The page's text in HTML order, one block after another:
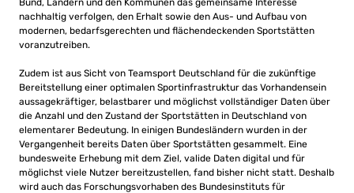
Bund, Ländern und den Kommunen das gemeinsame Interesse
nachhaltig verfolgen, den Erhalt sowie den Aus- und Aufbau von
modernen, bedarfsgerechten und flächendeckenden Sportstätten
voranzutreiben.
Zudem ist aus Sicht von Teamsport Deutschland für die zukünftige
Bereitstellung einer optimalen Sportinfrastruktur das Vorhandensein
aussagekräftiger, belastbarer und möglichst vollständiger Daten über
die Anzahl und den Zustand der Sportstätten in Deutschland von
elementarer Bedeutung. In einigen Bundesländern wurden in der
Vergangenheit bereits Daten über Sportstätten gesammelt. Eine
bundesweite Erhebung mit dem Ziel, valide Daten digital und für
möglichst viele Nutzer bereitzustellen, fand bisher nicht statt. Deshalb
wird auch das Forschungsvorhaben des Bundesinstituts für